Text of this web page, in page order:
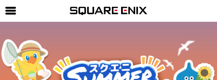
ゲーム
マガジン＆ブックス